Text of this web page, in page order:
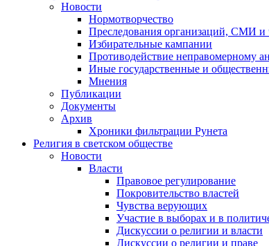
Новости
Нормотворчество
Преследования организаций, СМИ и
Избирательные кампании
Противодействие неправомерному
Иные государственные и
Мнения
Публикации
Документы
Архив
Хроники фильтрации Рунета
Религия в светском обществе
Новости
Власти
Правовое регулирование
Покровительство властей
Чувства верующих
Участие в выборах и в
Дискуссии о религии и власти
Дискуссии о религии и праве